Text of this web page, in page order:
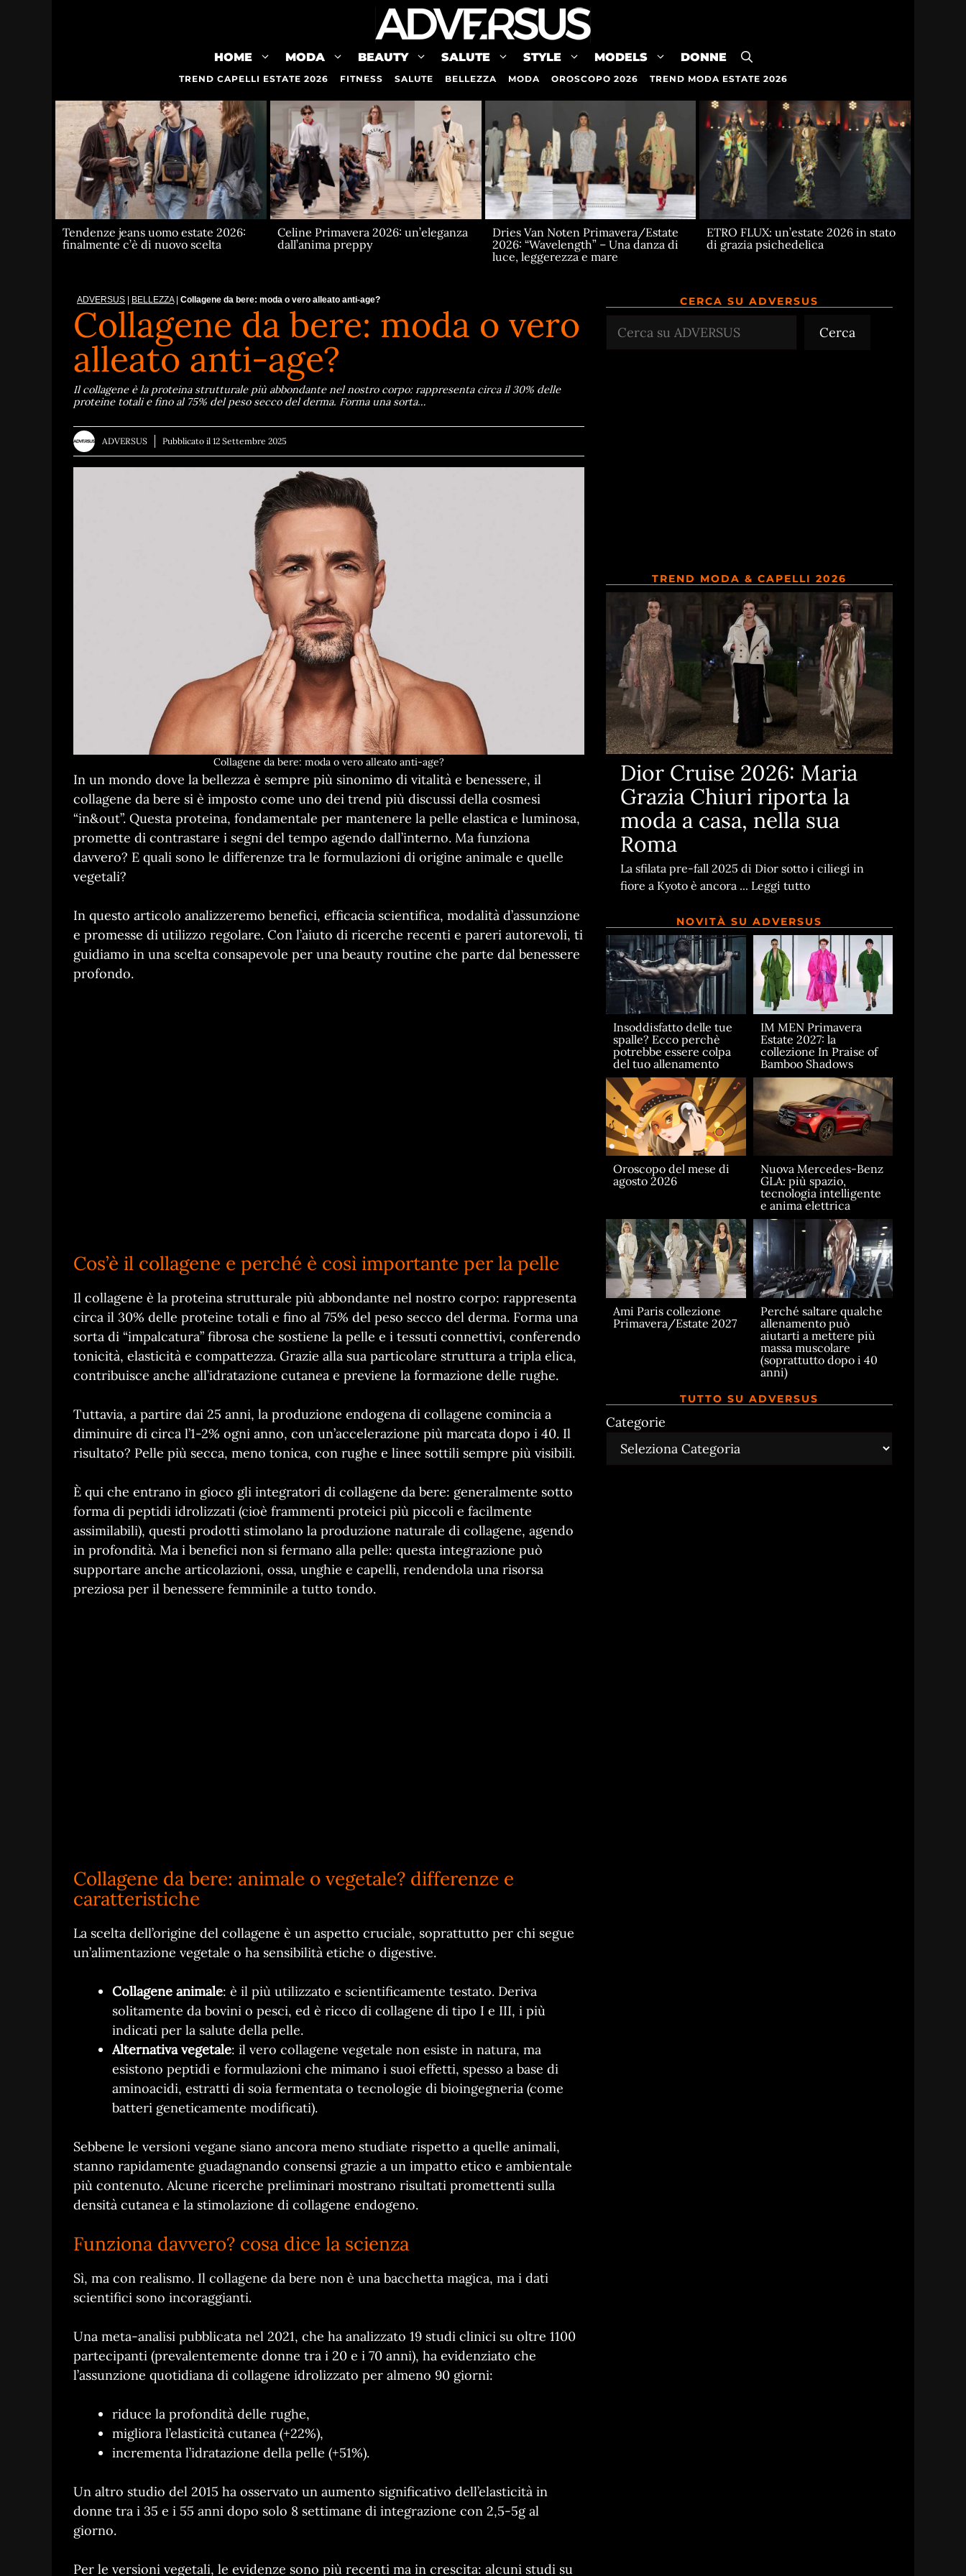
HOME MODA BEAUTY SALUTE STYLE MODELS DONNE
TREND CAPELLI ESTATE 2026 FITNESS SALUTE BELLEZZA MODA OROSCOPO 2026 TREND MODA ESTATE 2026
Tendenze jeans uomo estate 2026:
finalmente c’è di nuovo scelta
Celine Primavera 2026: un’eleganza
dall’anima preppy
Dries Van Noten Primavera/Estate
2026: “Wavelength” – Una danza di
luce, leggerezza e mare
ETRO FLUX: un’estate 2026 in stato
di grazia psichedelica
ADVERSUS BELLEZZA| Collagene da bere: moda o vero alleato anti-age?
Collagene da bere: moda o vero
alleato anti-age?
Il collagene è la proteina strutturale più abbondante nel nostro corpo: rappresenta circa il 30% delle
proteine totali e fino al 75% del peso secco del derma. Forma una sorta…
ADVERSUS Pubblicato il 12 Settembre 2025
Collagene da bere: moda o vero alleato anti-age?
In un mondo dove la bellezza è sempre più sinonimo di vitalità e benessere, il
collagene da bere si è imposto come uno dei trend più discussi della cosmesi
“in&out”. Questa proteina, fondamentale per mantenere la pelle elastica e luminosa,
promette di contrastare i segni del tempo agendo dall’interno. Ma funziona
davvero? E quali sono le differenze tra le formulazioni di origine animale e quelle
vegetali?
In questo articolo analizzeremo benefici, efficacia scientifica, modalità d’assunzione
e promesse di utilizzo regolare. Con l’aiuto di ricerche recenti e pareri autorevoli, ti
guidiamo in una scelta consapevole per una beauty routine che parte dal benessere
profondo.
Cos’è il collagene e perché è così importante per la pelle
Il collagene è la proteina strutturale più abbondante nel nostro corpo: rappresenta
circa il 30% delle proteine totali e fino al 75% del peso secco del derma. Forma una
sorta di “impalcatura” fibrosa che sostiene la pelle e i tessuti connettivi, conferendo
tonicità, elasticità e compattezza. Grazie alla sua particolare struttura a tripla elica,
contribuisce anche all’idratazione cutanea e previene la formazione delle rughe.
Tuttavia, a partire dai 25 anni, la produzione endogena di collagene comincia a
diminuire di circa l’1-2% ogni anno, con un’accelerazione più marcata dopo i 40. Il
risultato? Pelle più secca, meno tonica, con rughe e linee sottili sempre più visibili.
È qui che entrano in gioco gli integratori di collagene da bere: generalmente sotto
forma di peptidi idrolizzati (cioè frammenti proteici più piccoli e facilmente
assimilabili), questi prodotti stimolano la produzione naturale di collagene, agendo
in profondità. Ma i benefici non si fermano alla pelle: questa integrazione può
supportare anche articolazioni, ossa, unghie e capelli, rendendola una risorsa
preziosa per il benessere femminile a tutto tondo.
Collagene da bere: animale o vegetale? differenze e
caratteristiche
La scelta dell’origine del collagene è un aspetto cruciale, soprattutto per chi segue
un’alimentazione vegetale o ha sensibilità etiche o digestive.
Collagene animale: è il più utilizzato e scientificamente testato. Deriva
solitamente da bovini o pesci, ed è ricco di collagene di tipo I e III, i più
indicati per la salute della pelle.
Alternativa vegetale: il vero collagene vegetale non esiste in natura, ma
esistono peptidi e formulazioni che mimano i suoi effetti, spesso a base di
aminoacidi, estratti di soia fermentata o tecnologie di bioingegneria (come
batteri geneticamente modificati).
Sebbene le versioni vegane siano ancora meno studiate rispetto a quelle animali,
stanno rapidamente guadagnando consensi grazie a un impatto etico e ambientale
più contenuto. Alcune ricerche preliminari mostrano risultati promettenti sulla
densità cutanea e la stimolazione di collagene endogeno.
Funziona davvero? cosa dice la scienza
Sì, ma con realismo. Il collagene da bere non è una bacchetta magica, ma i dati
scientifici sono incoraggianti.
Una meta-analisi pubblicata nel 2021, che ha analizzato 19 studi clinici su oltre 1100
partecipanti (prevalentemente donne tra i 20 e i 70 anni), ha evidenziato che
l’assunzione quotidiana di collagene idrolizzato per almeno 90 giorni:
riduce la profondità delle rughe,
migliora l’elasticità cutanea (+22%),
incrementa l’idratazione della pelle (+51%).
Un altro studio del 2015 ha osservato un aumento significativo dell’elasticità in
donne tra i 35 e i 55 anni dopo solo 8 settimane di integrazione con 2,5-5g al
giorno.
Per le versioni vegetali, le evidenze sono più recenti ma in crescita: alcuni studi su
CERCA SU ADVERSUS
Cerca
Cerca
TREND MODA & CAPELLI 2026
Dior Cruise 2026: Maria
Grazia Chiuri riporta la
moda a casa, nella sua
Roma
La sfilata pre-fall 2025 di Dior sotto i ciliegi in
fiore a Kyoto è ancora ... Leggi tutto
NOVITÀ SU ADVERSUS
Insoddisfatto delle tue
spalle? Ecco perchè
potrebbe essere colpa
del tuo allenamento
IM MEN Primavera
Estate 2027: la
collezione In Praise of
Bamboo Shadows
Oroscopo del mese di
agosto 2026
Nuova Mercedes-Benz
GLA: più spazio,
tecnologia intelligente
e anima elettrica
Ami Paris collezione
Primavera/Estate 2027
Perché saltare qualche
allenamento può
aiutarti a mettere più
massa muscolare
(soprattutto dopo i 40
anni)
TUTTO SU ADVERSUS
Categorie